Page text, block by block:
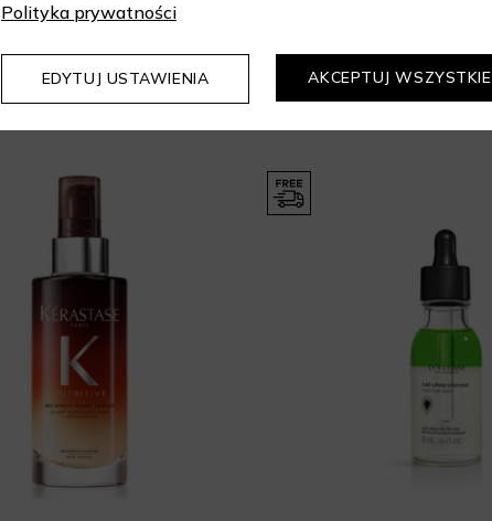
Mogą Cię zainteresować
Polityka prywatności
EDYTUJ USTAWIENIA AKCEPTUJ WSZYSTKIE